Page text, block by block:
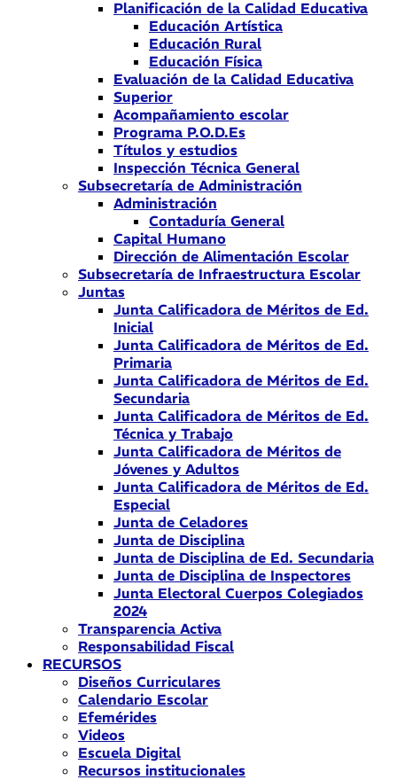
Planificación de la Calidad Educativa
Educación Artística
Educación Rural
Educación Física
Evaluación de la Calidad Educativa
Superior
Acompañamiento escolar
Programa P.O.D.Es
Títulos y estudios
Inspección Técnica General
Subsecretaría de Administración
Administración
Contaduría General
Capital Humano
Dirección de Alimentación Escolar
Subsecretaría de Infraestructura Escolar
Juntas
Junta Calificadora de Méritos de Ed.
Inicial
Junta Calificadora de Méritos de Ed.
Primaria
Junta Calificadora de Méritos de Ed.
Secundaria
Junta Calificadora de Méritos de Ed.
Técnica y Trabajo
Junta Calificadora de Méritos de
Jóvenes y Adultos
Junta Calificadora de Méritos de Ed.
Especial
Junta de Celadores
Junta de Disciplina
Junta de Disciplina de Ed. Secundaria
Junta de Disciplina de Inspectores
Junta Electoral Cuerpos Colegiados
2024
Transparencia Activa
Responsabilidad Fiscal
RECURSOS
Diseños Curriculares
Calendario Escolar
Efemérides
Videos
Escuela Digital
Recursos institucionales